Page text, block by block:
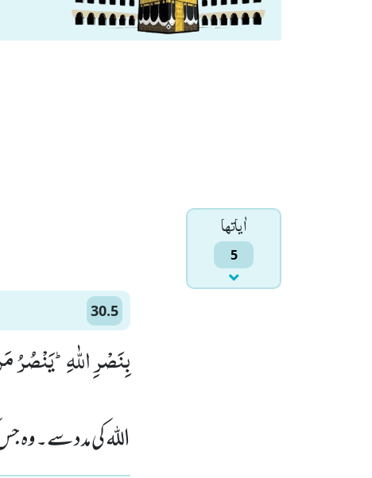
اٰياتها
5
30.5
بِنَصْرِ اللّٰهِؕ-یَنْصُرُ
الله کی مدد سے۔وہ